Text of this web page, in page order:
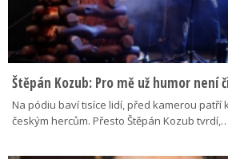
Štěpán Kozub: Pro mě už humor
Na pódiu baví tisíce lidí, před kamerou patří
českým hercům. Přesto Štěpán Kozub tvrdí,…